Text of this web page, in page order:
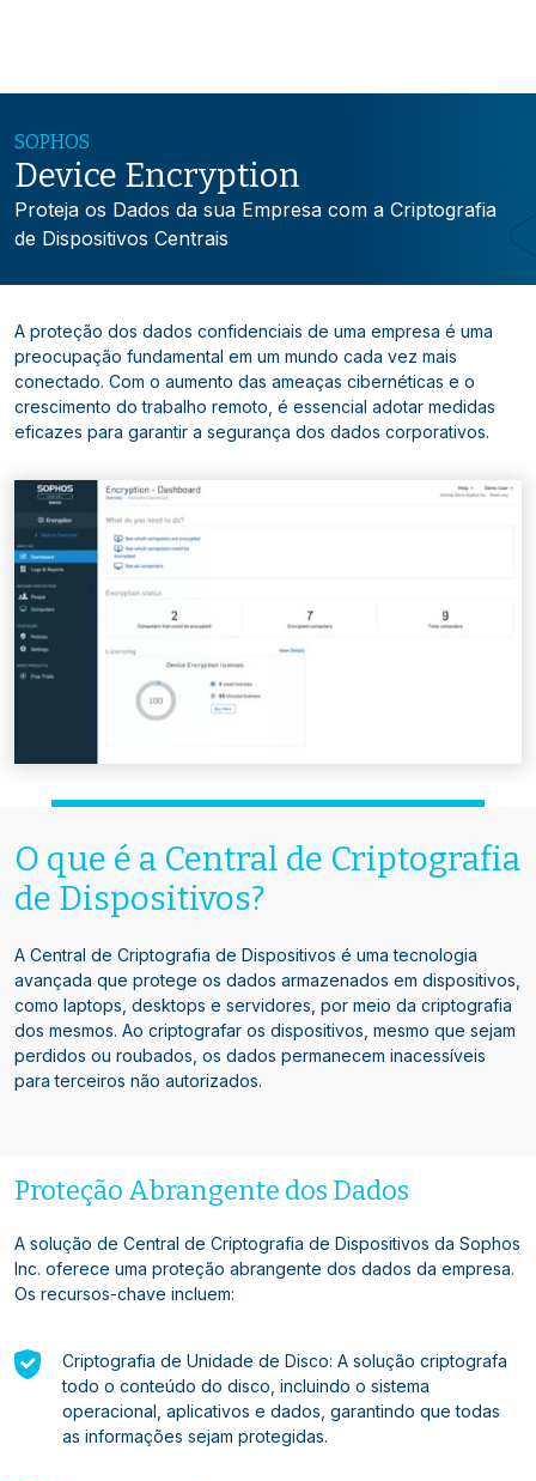
SOPHOS
Device Encryption
Proteja os Dados da sua Empresa com a Criptografia
de Dispositivos Centrais
A proteção dos dados confidenciais de uma empresa é uma
preocupação fundamental em um mundo cada vez mais
conectado. Com o aumento das ameaças cibernéticas e o
crescimento do trabalho remoto, é essencial adotar medidas
eficazes para garantir a segurança dos dados corporativos.
O que é a Central de Criptografia
de Dispositivos?
A Central de Criptografia de Dispositivos é uma tecnologia
avançada que protege os dados armazenados em dispositivos,
como laptops, desktops e servidores, por meio da criptografia
dos mesmos. Ao criptografar os dispositivos, mesmo que sejam
perdidos ou roubados, os dados permanecem inacessíveis
para terceiros não autorizados.
Proteção Abrangente dos Dados
A solução de Central de Criptografia de Dispositivos da Sophos
Inc. oferece uma proteção abrangente dos dados da empresa.
Os recursos-chave incluem:
Criptografia de Unidade de Disco: A solução criptografa
todo o conteúdo do disco, incluindo o sistema
operacional, aplicativos e dados, garantindo que todas
as informações sejam protegidas.